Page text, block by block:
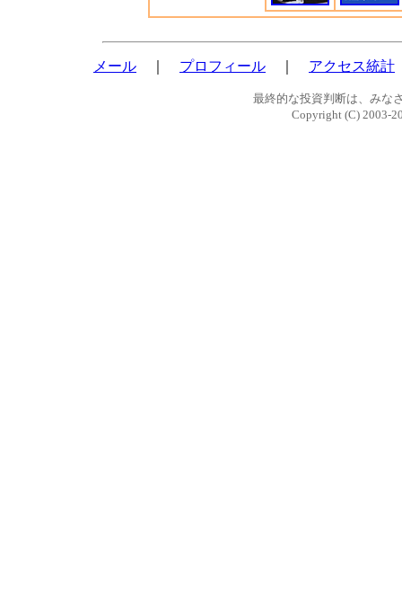
メール プロフィール アクセス統計
最終的な投資判断は、みな
Copyright (C) 2003-